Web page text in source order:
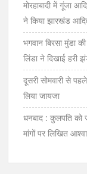
मोरहाबादी में गूंजा
ने किया झारखंड
भगवान बिरसा मुंडा
लिंडा ने दिखाई हरी
दूसरी सोमवारी से
लिया जायजा
धनबाद : कुलपति को
मांगों पर लिखित